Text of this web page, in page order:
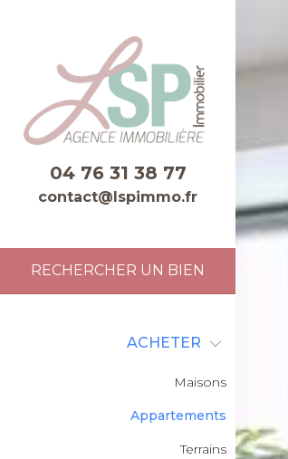
04 76 31 38 77
contact@lspimmo.fr
RECHERCHER UN BIEN
ACHETER
Maisons
Appartements
Terrains